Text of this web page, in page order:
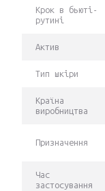
Крок в бьюті-
рутині
Актив
Тип шкіри
Країна
виробництва
Призначення
Час
застосування